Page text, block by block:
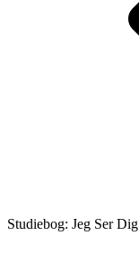
Studiebog: Jeg Ser Dig